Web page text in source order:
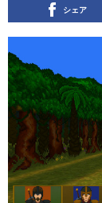
シェア